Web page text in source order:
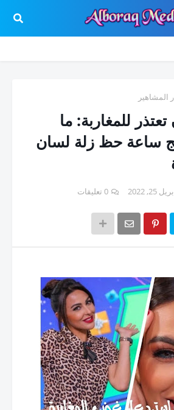
المشاهير
للمغاربة: ما
ساعة حظ زلة لسان
25, 2022 0 تعليقات